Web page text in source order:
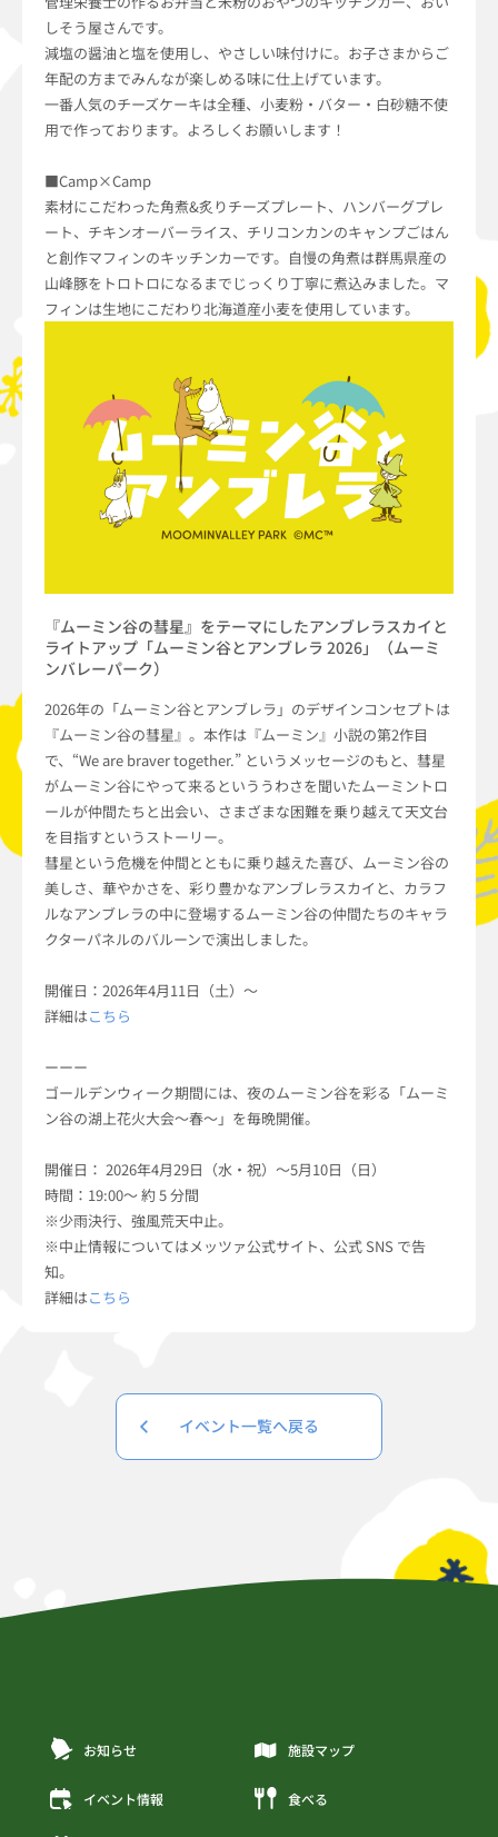
しそう屋さんです。
減塩の醤油と塩を使用し、やさしい味付けに。お子さまからご
年配の方までみんなが楽しめる味に仕上げています。
一番人気のチーズケーキは全種、小麦粉・バター・白砂糖不使
用で作っております。よろしくお願いします！
■Camp×Camp
素材にこだわった角煮&炙りチーズプレート、ハンバーグプレ
ート、チキンオーバーライス、チリコンカンのキャンプごはん
と創作マフィンのキッチンカーです。自慢の角煮は群馬県産の
山峰豚をトロトロになるまでじっくり丁寧に煮込みました。マ
フィンは生地にこだわり北海道産小麦を使用しています。
『ムーミン谷の彗星』をテーマにしたアンブレラスカイと
ライトアップ「ムーミン谷とアンブレラ 2026」（ムーミ
ンバレーパーク）
2026年の「ムーミン谷とアンブレラ」のデザインコンセプトは
『ムーミン谷の彗星』。本作は『ムーミン』小説の第2作目
で、“We are braver together.” というメッセージのもと、彗星
がムーミン谷にやって来るといううわさを聞いたムーミントロ
ールが仲間たちと出会い、さまざまな困難を乗り越えて天文台
を目指すというストーリー。
彗星という危機を仲間とともに乗り越えた喜び、ムーミン谷の
美しさ、華やかさを、彩り豊かなアンブレラスカイと、カラフ
ルなアンブレラの中に登場するムーミン谷の仲間たちのキャラ
クターパネルのバルーンで演出しました。
開催日：2026年4月11日（土）～
詳細はこちら
ーーー
ゴールデンウィーク期間には、夜のムーミン谷を彩る「ムーミ
ン谷の湖上花火大会～春～」を毎晩開催。
開催日： 2026年4月29日（水・祝）～5月10日（日）
時間：19:00～ 約 5 分間
※少雨決行、強風荒天中止。
※中止情報についてはメッツァ公式サイト、公式 SNS で告
知。
詳細はこちら
イベント一覧へ戻る
お知らせ
イベント情報
施設マップ
食べる